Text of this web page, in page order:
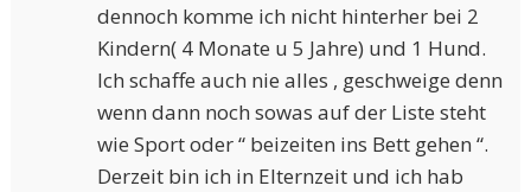
dennoch komme ich nicht hinterher bei 2
Kindern( 4 Monate u 5 Jahre) und 1 Hund.
Ich schaffe auch nie alles , geschweige denn
wenn dann noch sowas auf der Liste steht
wie Sport oder “ beizeiten ins Bett gehen “.
Derzeit bin ich in Elternzeit und ich hab